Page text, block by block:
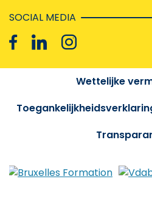
SOCIAL MEDIA
Wettelijke